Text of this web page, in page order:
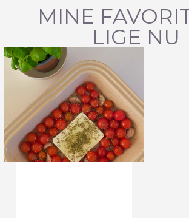
MINE
LIGE NU